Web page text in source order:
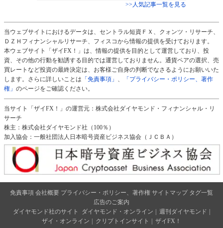
>>人気記事一覧を見る
当ウェブサイトにおけるデータは、セントラル短資ＦＸ、クォンツ・リサーチ、
ＤＺＨフィナンシャルリサーチ、フィスコから情報の提供を受けております。
本ウェブサイト「ザイFX！」は、情報の提供を目的として運営しており、投
資、その他の行動を勧誘する目的では運営しておりません。通貨ペアの選択、売
買レートなど投資の最終決定は、お客様ご自身の判断でなさるようにお願いいた
します。さらに詳しいことは 「免責事項」
「プライバシー・ポリシー、著作
権」 のページをご確認ください。
当サイト「ザイFX！」の運営元：株式会社ダイヤモンド・フィナンシャル・リ
サーチ
株主：株式会社ダイヤモンド社（100％）
加入協会：一般社団法人日本暗号資産ビジネス協会（ＪＣＢＡ）
免責事項 会社概要 プライバシー・ポリシー、著作権 サイトマップ タグ一覧
広告のご案内
ダイヤモンド社のサイト
ダイヤモンド・オンライン 週刊ダイヤモンド
ザイ・オンライン
クリプトインサイト
ザイFX！